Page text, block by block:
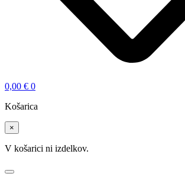
0,00 € 0
Košarica
×
V košarici ni izdelkov.